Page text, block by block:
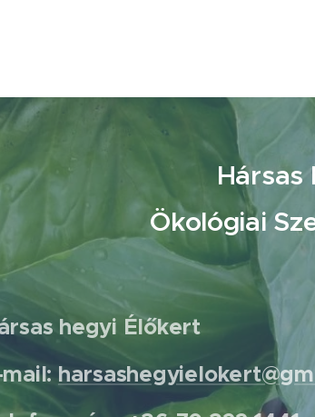
Hársas
Ökológiai
hegyi Élőkert